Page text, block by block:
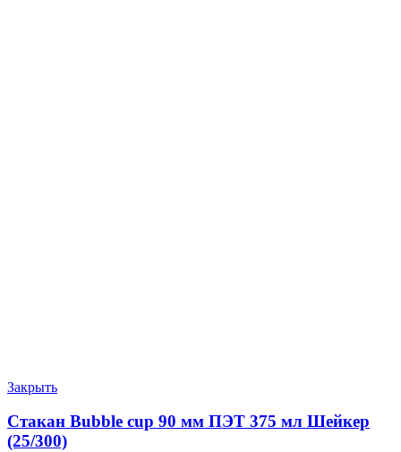
Закрыть
Стакан Bubble cup 90 мм ПЭТ 375 мл Шейкер
(25/300)